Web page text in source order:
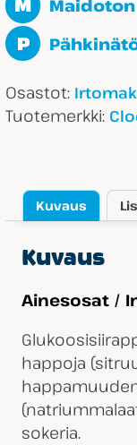
M Maidoton
P
Osastot:
Tuotemerkki:
Kuvaus
Kuvaus
Ainesosat /
happoja
sokeria.